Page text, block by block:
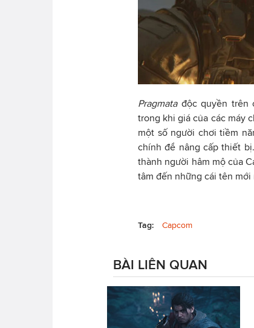
Pragmatađộc quyền trên
trong khi giá của các máy
một số người chơi tiềm
chính để nâng cấp thiết
thành người hâm mộ của
tâm đến những cái tên mới
Tag: Capcom
BÀI LIÊN QUAN